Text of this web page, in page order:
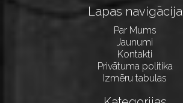
Lapas navigācija
Par Mums
Jaunumi
Kontakti
Privātuma politika
Izmēru tabulas